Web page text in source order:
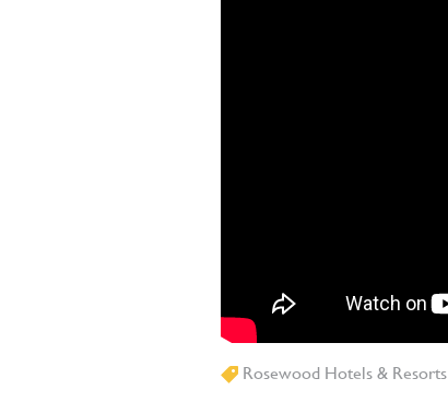
Rosewood Hotels & Resorts